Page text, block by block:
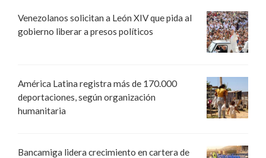
Venezolanos solicitan a León XIV que pida al
gobierno liberar a presos políticos
América Latina registra más de 170.000
deportaciones, según organización
humanitaria
Bancamiga lidera crecimiento en cartera de